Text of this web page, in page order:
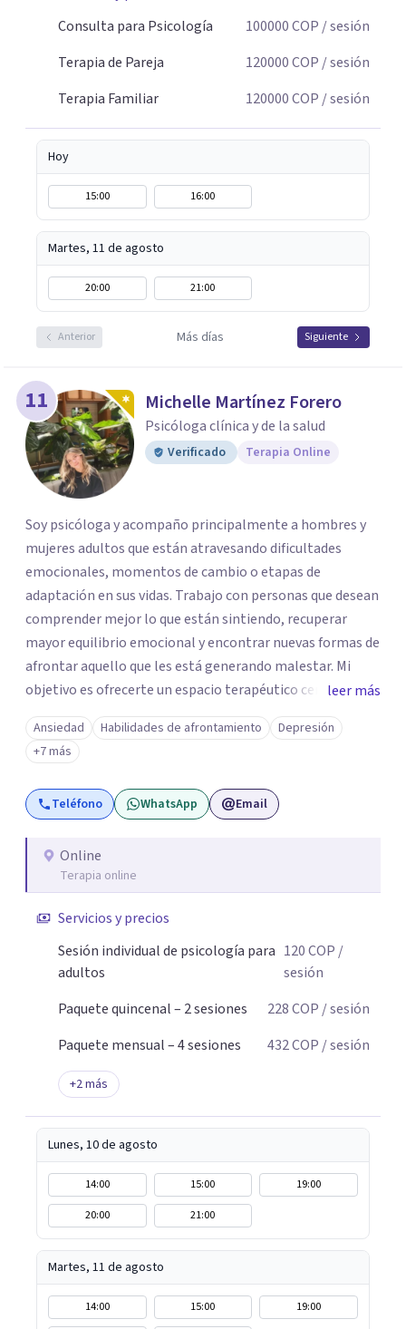
cambios que favorezcan el bienestar emocional y
comprenderse, transformarse y construir relaciones más
conscientes y saludables. Te espero para acompañarte en
Consulta para Psicología
100000COP / sesión
Terapia de Pareja
120000COP / sesión
Terapia Familiar
120000COP / sesión
Hoy
15:00 16:00
Martes, 11 de agosto
20:00 21:00
Anterior Más días Siguiente
11 Michelle Martínez Forero
Psicóloga clínica y de la salud
Verificado Terapia Online
Soy psicóloga y acompaño principalmente a hombres y
mujeres adultos que están atravesando dificultades
emocionales, momentos de cambio o etapas de
adaptación en sus vidas. Trabajo con personas que desean
comprender mejor lo que están sintiendo, recuperar
mayor equilibrio emocional y encontrar nuevas formas de
afrontar aquello que les está generando malestar. Mi
objetivo es ofrecerte un espacio terapéutico cercano,
seguro y libre de juicios, en el que puedas comprender
mejor lo que estás viviendo, reconocer tus necesidades y
desarrollar herramientas que te ayuden a afrontar tu
malestar emocional con mayor claridad y bienestar.
leer más
Ansiedad Habilidades de afrontamiento
Depresión
+7 más
Teléfono WhatsApp Email
Online
Terapia online
Servicios y precios
Sesión individual de psicología para
adultos
120COP /
sesión
Paquete quincenal – 2 sesiones
228COP / sesión
Paquete mensual – 4 sesiones
432COP / sesión
+2más
Lunes, 10 de agosto
14:00 15:00
19:00
20:00
21:00
Martes, 11 de agosto
14:00 15:00
19:00